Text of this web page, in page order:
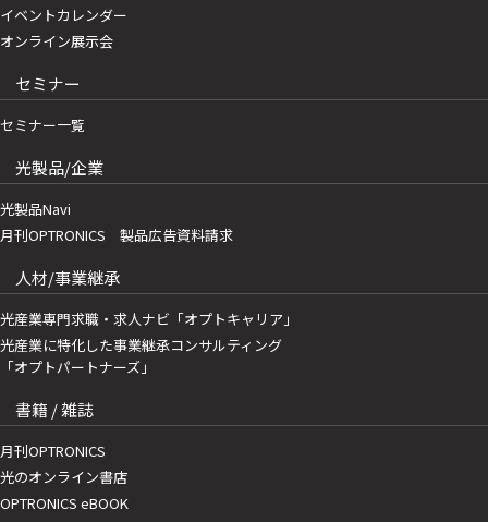
イベントカレンダー
オンライン展示会
セミナー
セミナー一覧
光製品/企業
光製品Navi
月刊OPTRONICS 製品広告資料請求
人材/事業継承
光産業専門求職・求人ナビ「オプトキャリア」
光産業に特化した事業継承コンサルティング
「オプトパートナーズ」
書籍 / 雑誌
月刊OPTRONICS
光のオンライン書店
OPTRONICS eBOOK